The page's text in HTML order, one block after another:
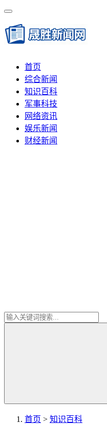
首页
综合新闻
知识百科
军事科技
网络资讯
娱乐新闻
财经新闻
首页 > 知识百科